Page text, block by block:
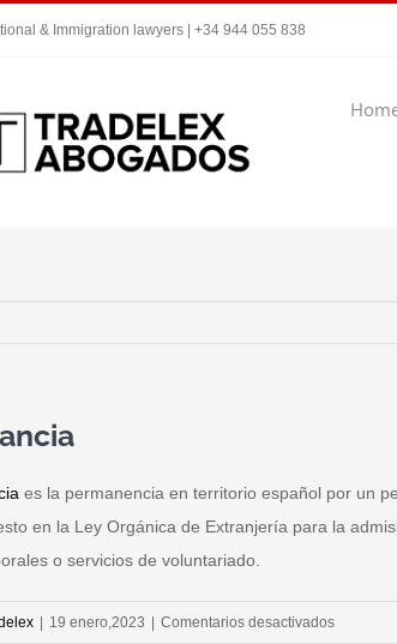
& Immigration lawyers | +34 944 055 838
es la permanencia en territorio español por un
en la Ley Orgánica de Extranjería para la
o servicios de voluntariado.
| 19 enero,2023 | Comentarios desactivadosen